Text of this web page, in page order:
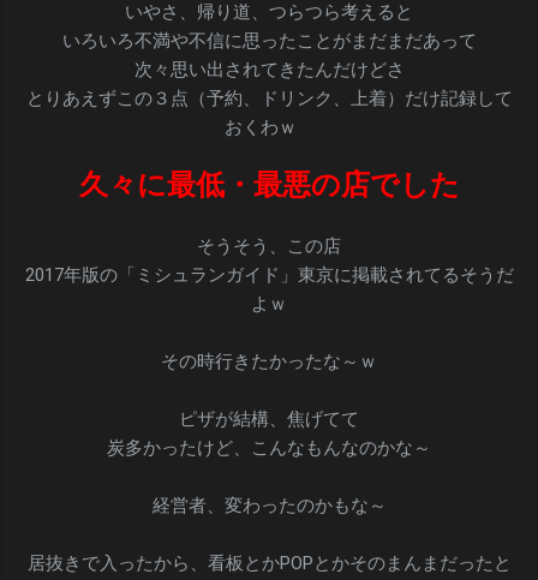
いやさ、帰り道、つらつら考えると
いろいろ不満や不信に思ったことがまだまだあって
次々思い出されてきたんだけどさ
とりあえずこの３点（予約、ドリンク、上着）だけ記録して
おくわｗ
久々に最低・最悪の店でした
そうそう、この店
2017年版の「ミシュランガイド」東京に掲載されてるそうだ
よｗ
その時行きたかったな～ｗ
ピザが結構、焦げてて
炭多かったけど、こんなもんなのかな～
経営者、変わったのかもな～
居抜きで入ったから、看板とかPOPとかそのまんまだったと